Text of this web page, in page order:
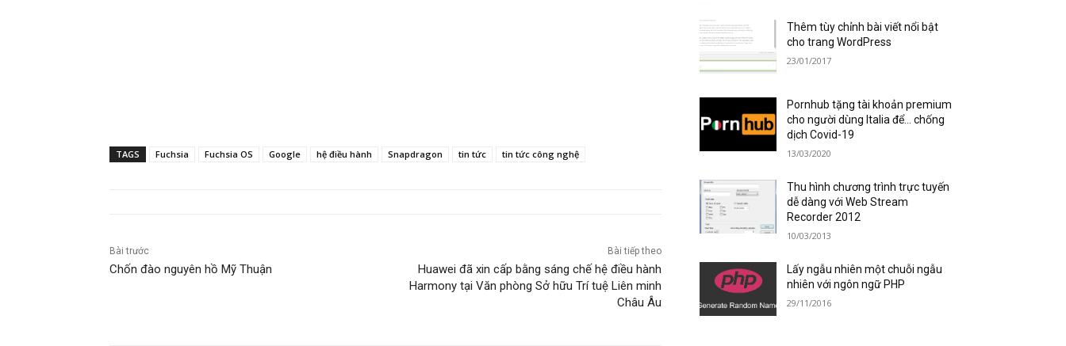
TAGS Fuchsia Fuchsia OS Google hệ điều hành Snapdragon tin tức tin tức công nghệ
Bài trước
Chốn đào nguyên hồ Mỹ Thuận
Bài tiếp theo
Huawei đã xin cấp bằng sáng chế hệ điều hành
Harmony tại Văn phòng Sở hữu Trí tuệ Liên minh
Châu Âu
Thêm tùy chỉnh bài viết nổi bật
cho trang WordPress
23/01/2017
Pornhub tặng tài khoản premium
cho người dùng Italia để… chống
dịch Covid-19
13/03/2020
Thu hình chương trình trực tuyến
dễ dàng với Web Stream
Recorder 2012
10/03/2013
Lấy ngẫu nhiên một chuỗi ngẫu
nhiên với ngôn ngữ PHP
29/11/2016